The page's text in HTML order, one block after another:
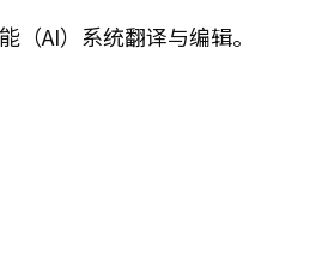
（AI）系统翻译与编辑。